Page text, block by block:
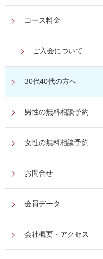
コース料金
ご入会について
30代40代の方へ
男性の無料相談予約
女性の無料相談予約
お問合せ
会員データ
会社概要・アクセス